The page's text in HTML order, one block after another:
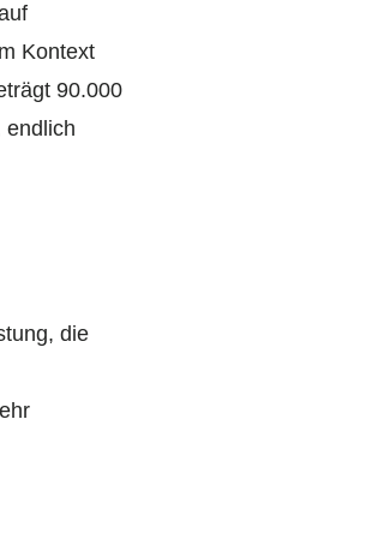
Kontext
90.000
endlich
die